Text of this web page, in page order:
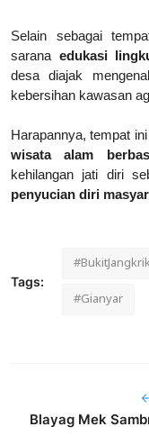
Selain sebagai
sarana edukasi
desa diajak
kebersihan kawasan
Harapannya, tempat
wisata alam
kehilangan jati diri
penyucian diri
Tags:
#Gianyar
Blayag Mek